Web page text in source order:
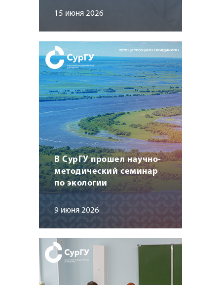
15 июня 2026
В СурГУ прошел научно-
методический семинар
по экологии
9 июня 2026